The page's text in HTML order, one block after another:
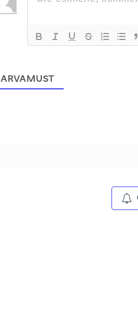
ARVAMUST